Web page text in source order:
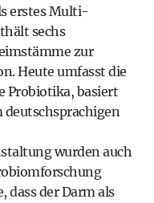
erstes Multi-
sechs
zur
Heute umfasst die
Probiotika, basiert
deutschsprachigen
wurden auch
dass der Darm als